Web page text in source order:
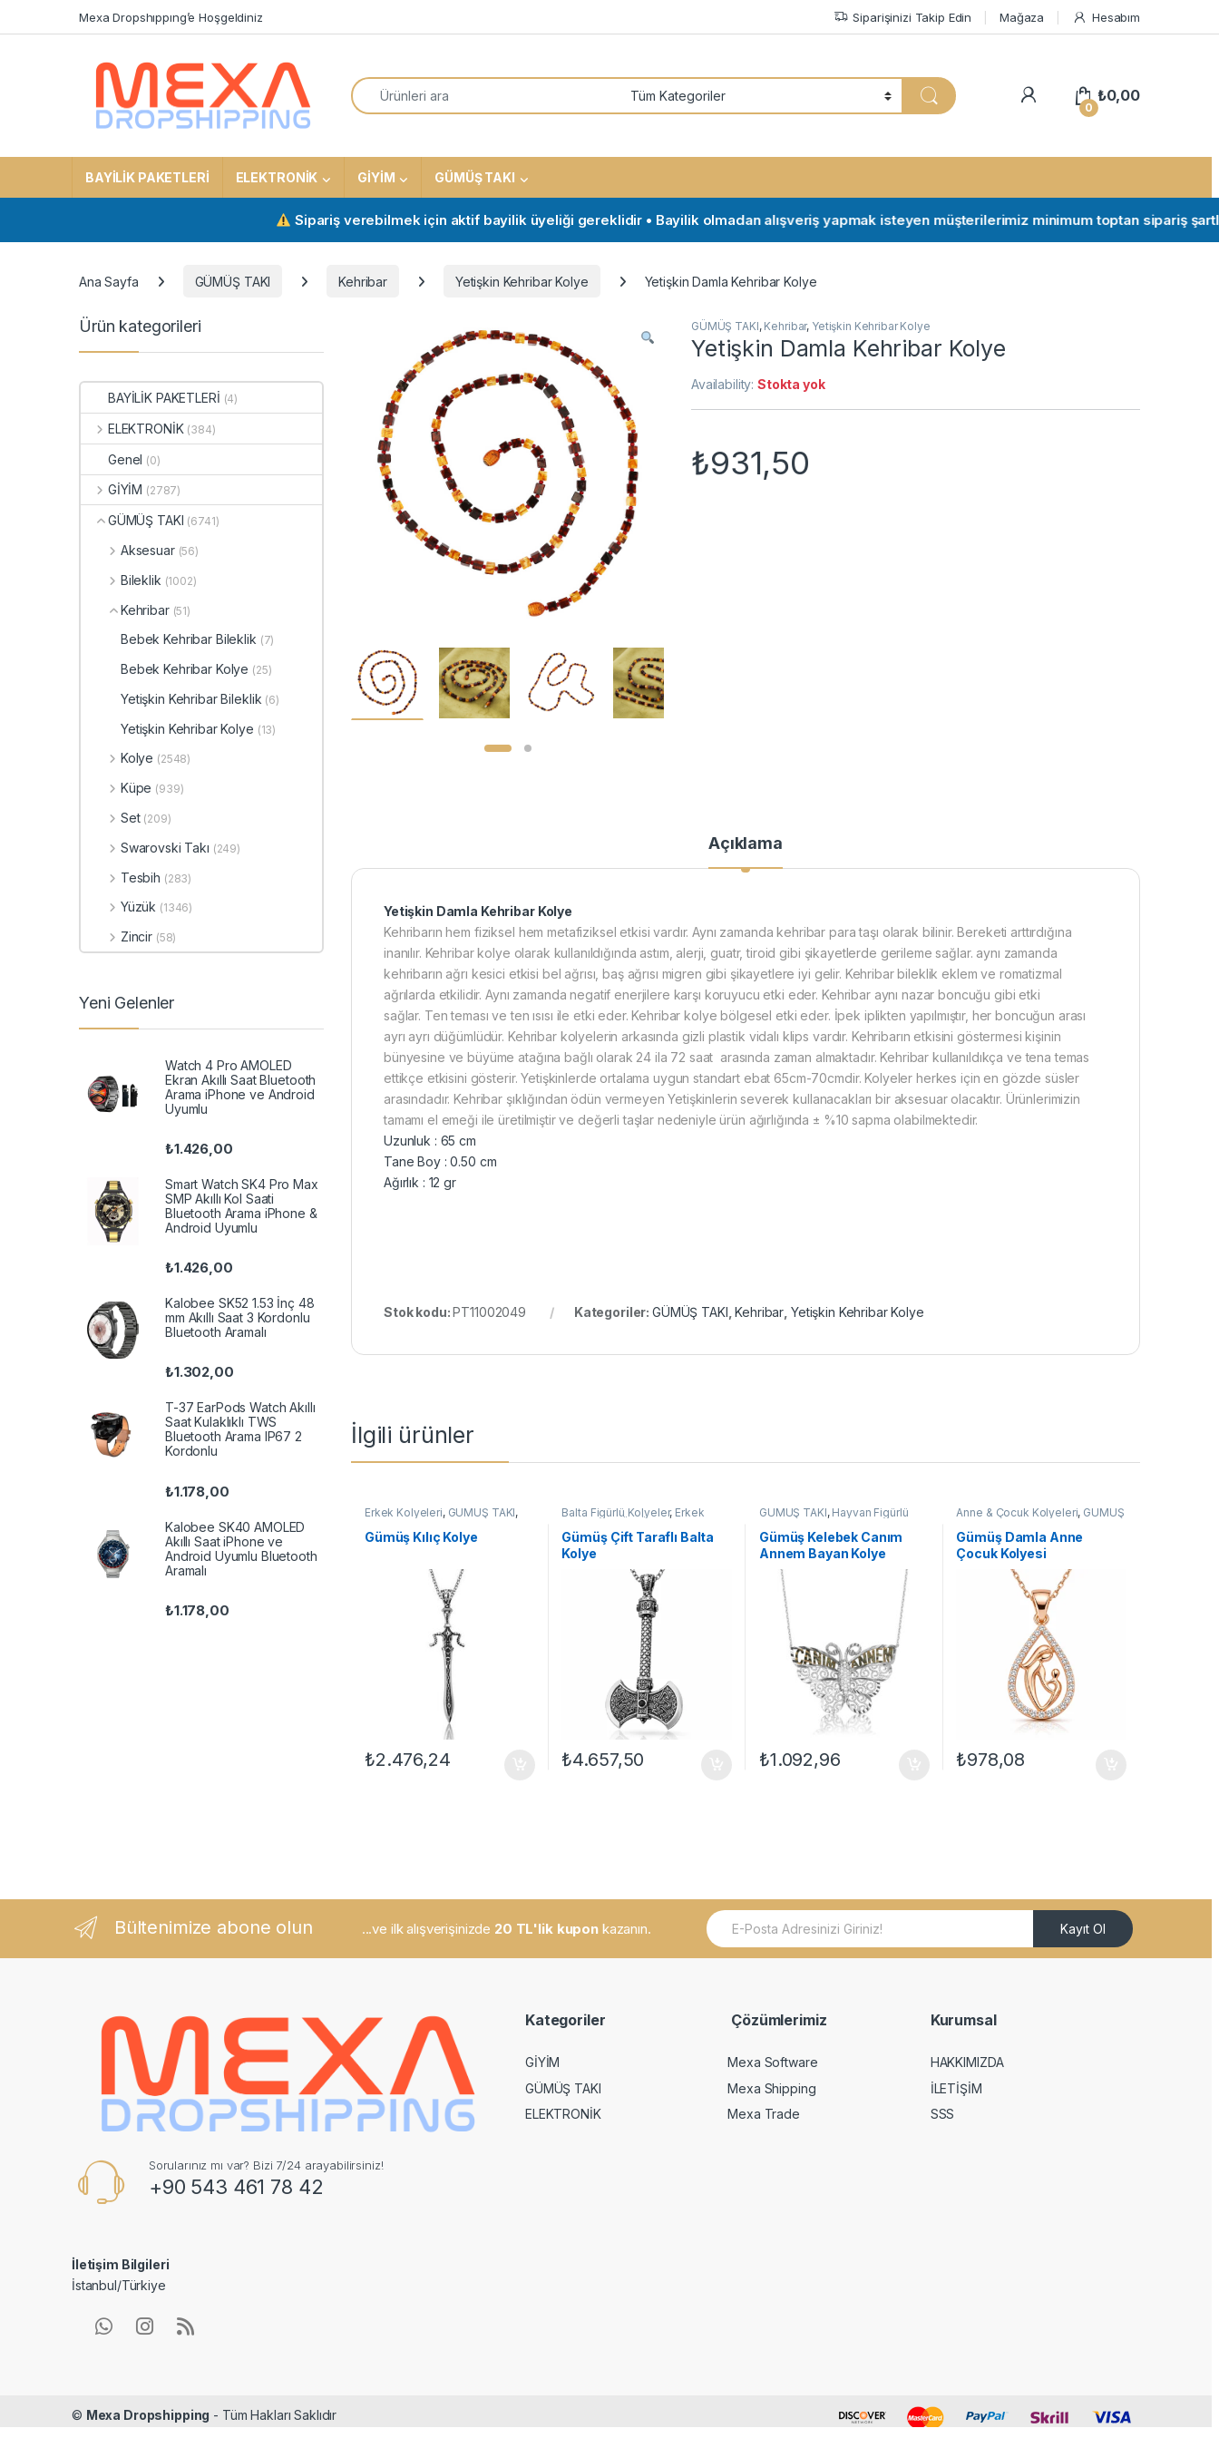
Mexa Dropshıppıng’e Hoşgeldiniz Siparişinizi Takip Edin Mağaza Hesabım
Search for:
My Account
0
₺0,00
BAYİLİK PAKETLERİ ELEKTRONİK GİYİM GÜMÜŞ TAKI
Sipariş verebilmek için aktif bayilik üyeliği gereklidir • Bayilik olmadan alışveriş yapmak isteyen müşterilerimiz minimum toptan sipariş şartları
Ana Sayfa GÜMÜŞ TAKI Kehribar Yetişkin Kehribar Kolye Yetişkin Damla Kehribar Kolye
GÜMÜŞ TAKI, Kehribar, Yetişkin Kehribar Kolye
Yetişkin Damla Kehribar Kolye
Availability:Stokta yok
₺931,50
Açıklama
​Yetişkin Damla Kehribar Kolye
Kehribarın hem fiziksel hem metafiziksel etkisi vardır. Aynı zamanda kehribar para taşı olarak bilinir. Bereketi arttırdığına
inanılır. Kehribar kolye olarak kullanıldığında astım, alerji, guatr, tiroid gibi şikayetlerde gerileme sağlar. aynı zamanda
kehribarın ağrı kesici etkisi bel ağrısı, baş ağrısı migren gibi şikayetlere iyi gelir. Kehribar bileklik eklem ve romatizmal
ağrılarda etkilidir. Aynı zamanda negatif enerjilere karşı koruyucu etki eder. Kehribar aynı nazar boncuğu gibi etki
sağlar. Ten teması ve ten ısısı ile etki eder. Kehribar kolye bölgesel etki eder. İpek iplikten yapılmıştır, her boncuğun arası
ayrı ayrı düğümlüdür. Kehribar kolyelerin arkasında gizli plastik vidalı klips vardır. Kehribarın etkisini göstermesi kişinin
bünyesine ve büyüme atağına bağlı olarak 24 ila 72 saat arasında zaman almaktadır. Kehribar kullanıldıkça ve tena temas
ettikçe etkisini gösterir. Yetişkinlerde ortalama uygun standart ebat 65cm-70cmdir.Kolyeler herkes için en gözde süsler
arasındadır. Kehribar şıklığından ödün vermeyen Yetişkinlerin severek kullanacakları bir aksesuar olacaktır. Ürünlerimizin
tamamı el emeği ile üretilmiştir ve değerli taşlar nedeniyle ürün ağırlığında ± %10 sapma olabilmektedir.
Uzunluk : 65 cm
Tane Boy : 0.50 cm
Ağırlık : 12 gr
Stok kodu:PT11002049 Kategoriler: GÜMÜŞ TAKI ,Kehribar Yetişkin Kehribar Kolye
İlgili ürünler
Erkek Kolyeleri, GÜMÜŞ TAKI,
Kılıç Kolyeler
Kolye
Gümüş Kılıç Kolye
₺2.476,24
Balta Figürlü Kolyeler, Erkek
Kolyeleri
GÜMÜŞ TAKI
Gümüş Çift Taraflı Balta
Kolye
₺4.657,50
GÜMÜŞ TAKI, Hayvan Figürlü
Kolyeler
Kadın Kolyeleri,
Kelebek Kolyeler,Kolye
Gümüş Kelebek Canım
Annem Bayan Kolye
₺1.092,96
Anne & Çocuk Kolyeleri, GÜMÜŞ
Kadın Kolyeleri Kolye
Gümüş Damla Anne
Çocuk Kolyesi
₺978,08
Ürün kategorileri
BAYİLİK PAKETLERİ (4)
ELEKTRONİK (384)
Genel (0)
GİYİM (2787)
GÜMÜŞ TAKI (6741)
Aksesuar (56)
Bileklik (1002)
Kehribar (51)
Bebek Kehribar Bileklik (7)
Bebek Kehribar Kolye (25)
Yetişkin Kehribar Bileklik (6)
Yetişkin Kehribar Kolye (13)
Kolye (2548)
Küpe (939)
Set (209)
Swarovski Takı (249)
Tesbih (283)
Yüzük (1346)
Zincir (58)
Yeni Gelenler
Watch 4 Pro AMOLED
Ekran Akıllı Saat Bluetooth
Arama iPhone ve Android
Uyumlu
₺1.426,00
Smart Watch SK4 Pro Max
SMP Akıllı Kol Saati
Bluetooth Arama iPhone &
Android Uyumlu
₺1.426,00
Kalobee SK52 1.53 İnç 48
mm Akıllı Saat 3 Kordonlu
Bluetooth Aramalı
₺1.302,00
T-37 EarPods Watch Akıllı
Saat Kulaklıklı TWS
Bluetooth Arama IP67 2
Kordonlu
₺1.178,00
Kalobee SK40 AMOLED
Akıllı Saat iPhone ve
Android Uyumlu Bluetooth
Aramalı
₺1.178,00
Bültenimize abone olun ...ve ilk alışverişinizde 20 TL'lik kuponkazanın.
E
m
Kayıt Ol
Sorularınız mı var? Bizi 7/24 arayabilirsiniz!
+90 543 461 78 42
İletişim Bilgileri
İstanbul/Türkiye
Kategoriler
GİYİM
GÜMÜŞ TAKI
ELEKTRONİK
Çözümlerimiz
Mexa Software
Mexa Shipping
Mexa Trade
Kurumsal
HAKKIMIZDA
İLETİŞİM
SSS
© Mexa Dropshipping - Tüm Hakları Saklıdır